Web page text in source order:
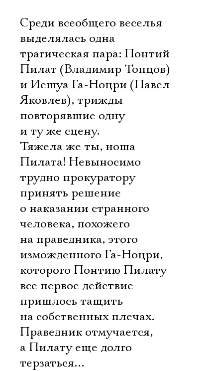
Среди всеобщего веселья
выделялась одна
трагическая пара: Понтий
Пилат (Владимир Топцов)
и Иешуа Га-Ноцри (Павел
Яковлев), трижды
повторявшие одну
и ту же сцену.
Тяжела же ты, ноша
Пилата! Невыносимо
трудно прокуратору
принять решение
о наказании странного
человека, похожего
на праведника, этого
изможденного Га-Ноцри,
которого Понтию Пилату
все первое действие
пришлось тащить
на собственных плечах.
Праведник отмучается,
а Пилату еще долго
терзаться…